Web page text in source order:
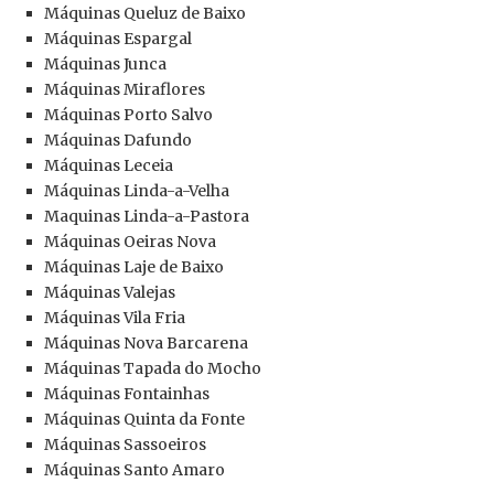
Máquinas Queluz de Baixo
Máquinas Espargal
Máquinas Junca
Máquinas Miraflores
Máquinas Porto Salvo
Máquinas Dafundo
Máquinas Leceia
Máquinas Linda-a-Velha
Maquinas Linda-a-Pastora
Máquinas Oeiras Nova
Máquinas Laje de Baixo
Máquinas Valejas
Máquinas Vila Fria
Máquinas Nova Barcarena
Máquinas Tapada do Mocho
Máquinas Fontainhas
Máquinas Quinta da Fonte
Máquinas Sassoeiros
Máquinas Santo Amaro